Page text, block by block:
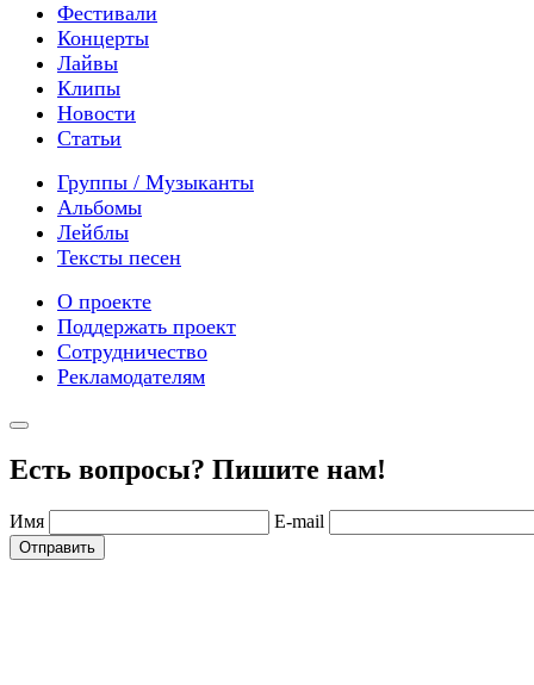
Фестивали
Концерты
Лайвы
Клипы
Новости
Статьи
Группы / Музыканты
Альбомы
Лейблы
Тексты песен
О проекте
Поддержать проект
Сотрудничество
Рекламодателям
Есть вопросы? Пишите нам!
Имя E-mail